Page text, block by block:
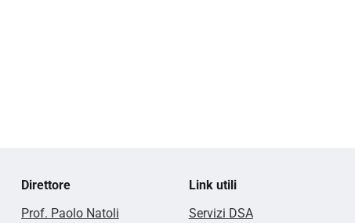
Direttore
Prof. Paolo Natoli
Link utili
Servizi DSA